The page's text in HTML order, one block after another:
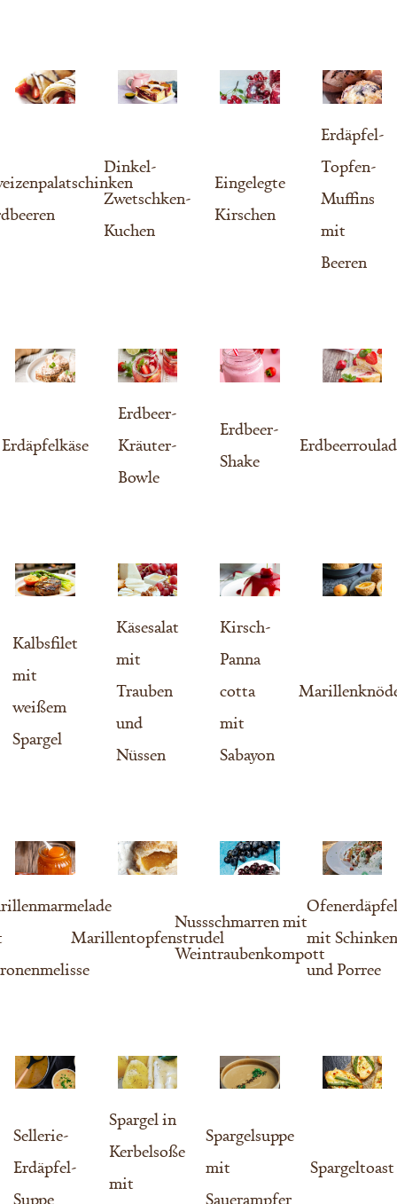
Dinkel-
Zwetschken-
Kuchen
Eingelegte
Kirschen
Erdäpfel-
Topfen-
Muffins
mit
Beeren
Erdäpfelkäse
Erdbeer-
Kräuter-
Bowle
Erdbeer-
Shake
Kalbsfilet
mit
weißem
Spargel
Käsesalat
mit
Trauben
und
Nüssen
Kirsch-
Panna
cotta
mit
Sabayon
Marillentopfenstrudel
Nussschmarren mit
Weintraubenkompott
Ofenerdäpfel
mit Schinken
und Porree
Sellerie-
Erdäpfel-
Suppe
Spargel in
Kerbelsoße
mit
Spargelsuppe
mit
Sauerampfer
Spargeltoast